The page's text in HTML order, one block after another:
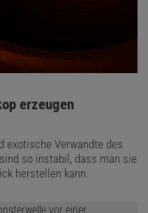
erzeugen
exotische Verwandte des
so instabil, dass man sie
herstellen kann.